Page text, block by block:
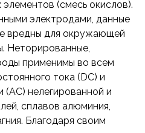
(смесь окислов).
электродами, данные
вредны для окружающей
Неторированные,
применимы во всем
тока (DC) и
(АС) нелегированной и
сплавов алюминия,
Благодаря своим